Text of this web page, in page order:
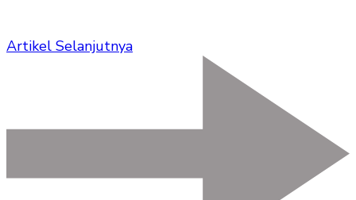
Artikel Selanjutnya